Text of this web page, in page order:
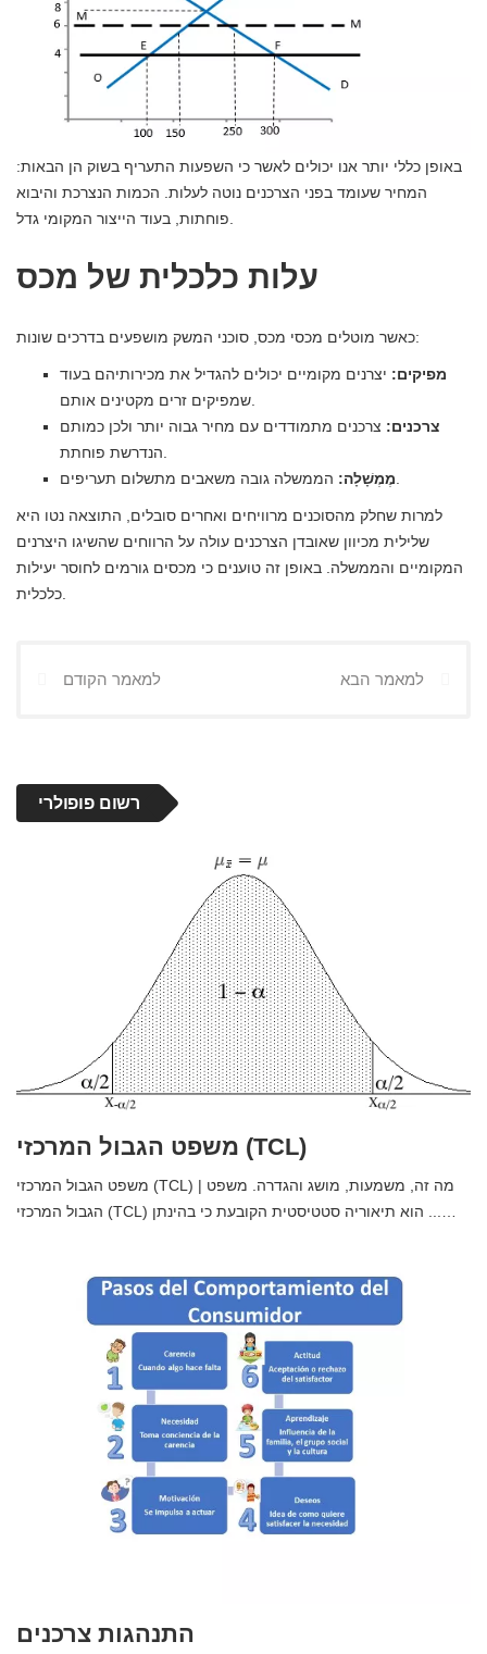
באופן כללי יותר אנו יכולים לאשר כי השפעות התעריף בשוק הן הבאות:
המחיר שעומד בפני הצרכנים נוטה לעלות. הכמות הנצרכת והיבוא
עלות כלכלית של מכס
כאשר מוטלים מכסי מכס, סוכני המשק מושפעים בדרכים שונות:
מפיקים: יצרנים מקומיים יכולים להגדיל את מכירותיהם בעוד
צרכנים: צרכנים מתמודדים עם מחיר גבוה יותר ולכן כמותם
מֶמְשָׁלָה:
למרות שחלק מהסוכנים מרוויחים ואחרים סובלים, התוצאה נטו היא
שלילית מכיוון שאובדן הצרכנים עולה על הרווחים שהשיגו היצרנים
המקומיים והממשלה. באופן זה טוענים כי מכסים גורמים לחוסר יעילות
למאמר הקודם למאמר הבא
רשום פופולרי
משפט הגבול המרכזי (TCL)
משפט הגבול המרכזי (TCL) | מה זה, משמעות, מושג והגדרה. משפט
הגבול המרכזי (TCL) הוא תיאוריה סטטיסטית הקובעת כי בהינתן ...…
התנהגות צרכנים